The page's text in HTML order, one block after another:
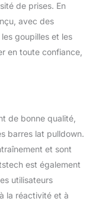
de prises. En
avec des
goupilles et les
en toute confiance,
de bonne qualité,
barres lat pulldown.
et sont
est également
utilisateurs
la réactivité et à